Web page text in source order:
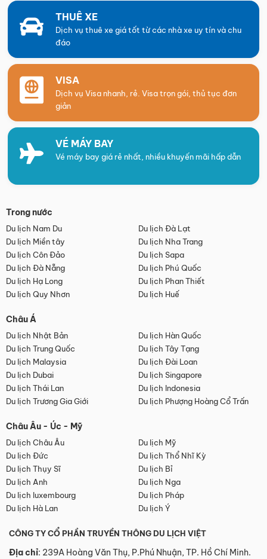
THUÊ XE
Dịch vụ thuê xe giá tốt từ các nhà xe uy tín và chu
đáo
VISA
Dịch vụ Visa nhanh, rẻ. Visa trọn gói, thủ tục đơn
giản
VÉ MÁY BAY
Vé máy bay giá rẻ nhất, nhiều khuyến mãi hấp dẫn
Trong nước
Du lịch Nam Du
Du lịch Đà Lạt
Du lịch Miền tây
Du lịch Nha Trang
Du lịch Côn Đảo
Du lịch Sapa
Du lịch Đà Nẵng
Du lịch Phú Quốc
Du lịch Hạ Long
Du lịch Phan Thiết
Du lịch Quy Nhơn
Du lịch Huế
Châu Á
Du lịch Nhật Bản
Du lịch Hàn Quốc
Du lịch Trung Quốc
Du lịch Tây Tạng
Du lịch Malaysia
Du lịch Đài Loan
Du lịch Dubai
Du lịch Singapore
Du lịch Thái Lan
Du lịch Indonesia
Du lịch Trương Gia Giới
Du lịch Phượng Hoàng Cổ Trấn
Châu Âu - Úc - Mỹ
Du lịch Châu Âu
Du lịch Mỹ
Du lịch Đức
Du lịch Thổ Nhĩ Kỳ
Du lịch Thụy Sĩ
Du lịch Bỉ
Du lịch Anh
Du lịch Nga
Du lịch luxembourg
Du lịch Pháp
Du lịch Hà Lan
Du lịch Ý
CÔNG TY CỔ PHẦN TRUYỀN THÔNG DU LỊCH VIỆT
Địa chỉ: 239A Hoàng Văn Thụ, P.Phú Nhuận, TP. Hồ Chí Minh.